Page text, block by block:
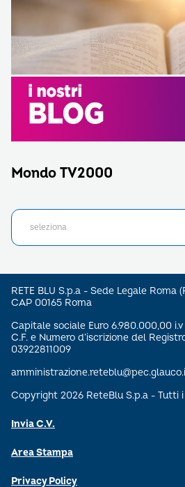
Mondo TV2000
RETE BLU S.p.a - Sede Legale Roma
CAP 00165 Roma
Capitale sociale Euro 6.980.000,00 i.v
C.F. e Numero d’iscrizione del
03922811009
Copyright 2026 ReteBlu S.p.a - Tutti
Invia C.V.
Area Stampa
Privacy Policy